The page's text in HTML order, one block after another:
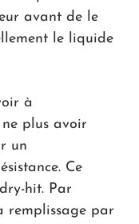
avant de le
le liquide
à
plus avoir
un
Ce
hit. Par
remplissage par